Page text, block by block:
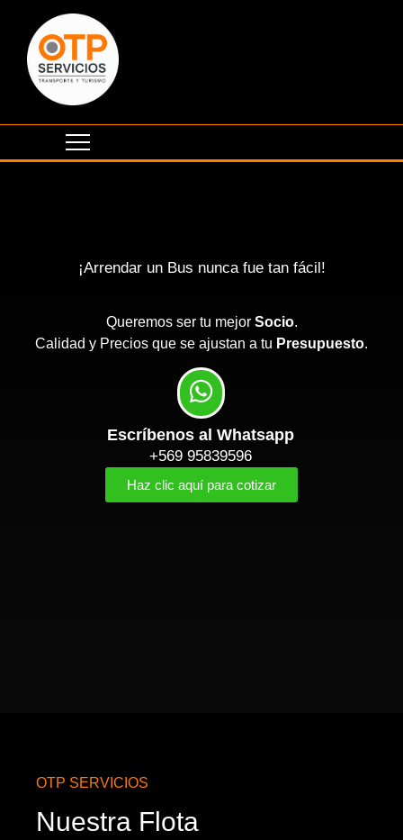
¡Arrendar un Bus nunca fue tan fácil!
Queremos ser tu mejor Socio.
Calidad y Precios que se ajustan a tu Presupuesto.
Escríbenos al Whatsapp
+569 95839596
Haz clic aquí para cotizar
OTP SERVICIOS
Nuestra Flota